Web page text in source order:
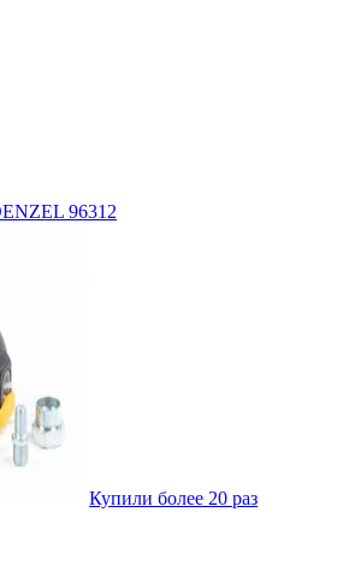
96312
Купили более 20 раз